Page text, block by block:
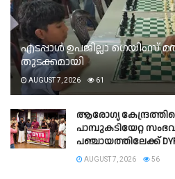
എടപ്പാൾ ഉപജില്ലാ ഗെയിംസ്
തുടക്കമായി
AUGUST 7, 2026 61
ആരോഗ്യ
പാമ്പുകടിയേറ്റ
പഞ്ചായത്തിലേക്ക്
AUGUST 7, 2026 56